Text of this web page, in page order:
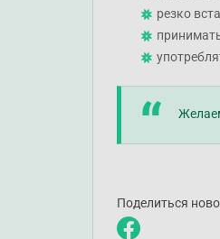
резко
Поделиться